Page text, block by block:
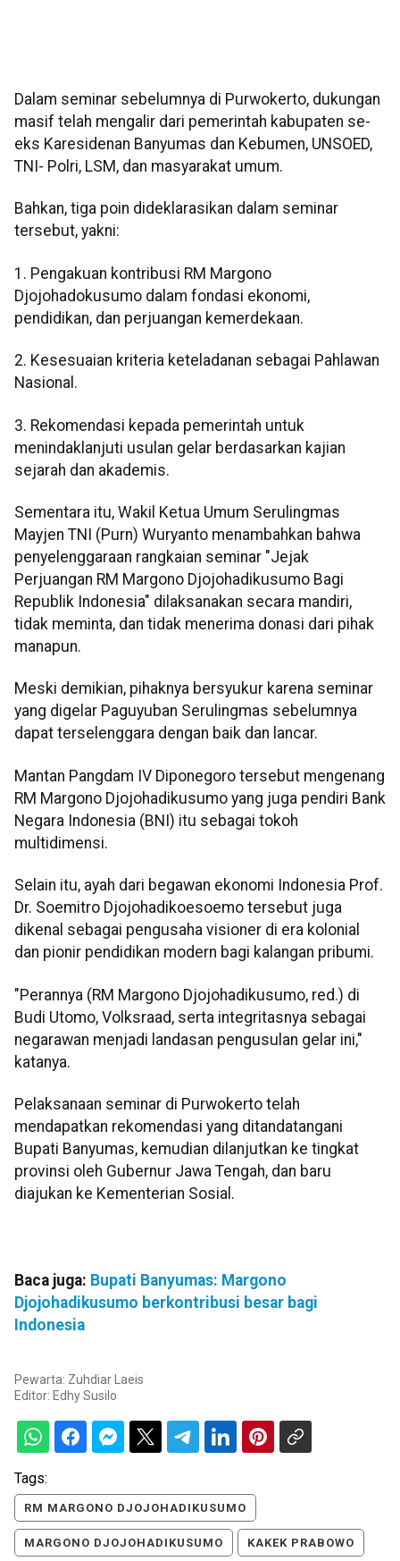
Dalam seminar sebelumnya di Purwokerto, dukungan
masif telah mengalir dari pemerintah kabupaten se-
eks Karesidenan Banyumas dan Kebumen, UNSOED,
TNI- Polri, LSM, dan masyarakat umum.
Bahkan, tiga poin dideklarasikan dalam seminar
tersebut, yakni:
1. Pengakuan kontribusi RM Margono
Djojohadokusumo dalam fondasi ekonomi,
pendidikan, dan perjuangan kemerdekaan.
2. Kesesuaian kriteria keteladanan sebagai Pahlawan
Nasional.
3. Rekomendasi kepada pemerintah untuk
menindaklanjuti usulan gelar berdasarkan kajian
sejarah dan akademis.
Sementara itu, Wakil Ketua Umum Serulingmas
Mayjen TNI (Purn) Wuryanto menambahkan bahwa
penyelenggaraan rangkaian seminar "Jejak
Perjuangan RM Margono Djojohadikusumo Bagi
Republik Indonesia" dilaksanakan secara mandiri,
tidak meminta, dan tidak menerima donasi dari pihak
manapun.
Meski demikian, pihaknya bersyukur karena seminar
yang digelar Paguyuban Serulingmas sebelumnya
dapat terselenggara dengan baik dan lancar.
Mantan Pangdam IV Diponegoro tersebut mengenang
RM Margono Djojohadikusumo yang juga pendiri Bank
Negara Indonesia (BNI) itu sebagai tokoh
multidimensi.
Selain itu, ayah dari begawan ekonomi Indonesia Prof.
Dr. Soemitro Djojohadikoesoemo tersebut juga
dikenal sebagai pengusaha visioner di era kolonial
dan pionir pendidikan modern bagi kalangan pribumi.
"Perannya (RM Margono Djojohadikusumo, red.) di
Budi Utomo, Volksraad, serta integritasnya sebagai
negarawan menjadi landasan pengusulan gelar ini,"
katanya.
Pelaksanaan seminar di Purwokerto telah
mendapatkan rekomendasi yang ditandatangani
Bupati Banyumas, kemudian dilanjutkan ke tingkat
provinsi oleh Gubernur Jawa Tengah, dan baru
diajukan ke Kementerian Sosial.
Baca juga: Bupati Banyumas: Margono
Djojohadikusumo berkontribusi besar bagi
Indonesia
Pewarta: Zuhdiar Laeis
Editor: Edhy Susilo
Tags:
RM MARGONO DJOJOHADIKUSUMO
MARGONO DJOJOHADIKUSUMO KAKEK PRABOWO